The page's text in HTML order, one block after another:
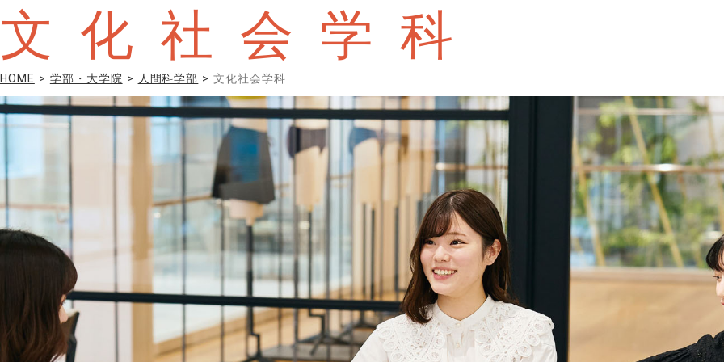
文化社会学科
HOME 学部・大学院 人間科学部 文化社会学科